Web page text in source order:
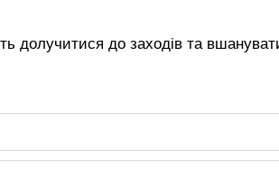
долучитися до заходів та